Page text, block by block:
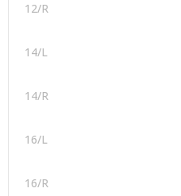
12/R
14/L
14/R
16/L
16/R